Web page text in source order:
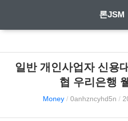
론JSM
일반 개인사업자 신용
협 우리은행
Money / 0anhzncyhd5n /